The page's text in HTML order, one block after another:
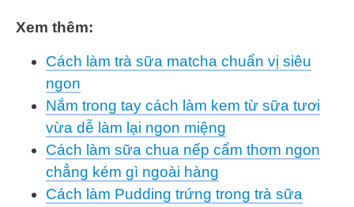
Xem thêm:
Cách làm trà sữa matcha chuẩn vị siêu
ngon
Nắm trong tay cách làm kem từ sữa tươi
vừa dễ làm lại ngon miệng
Cách làm sữa chua nếp cẩm thơm ngon
chẳng kém gì ngoài hàng
Cách làm Pudding trứng trong trà sữa